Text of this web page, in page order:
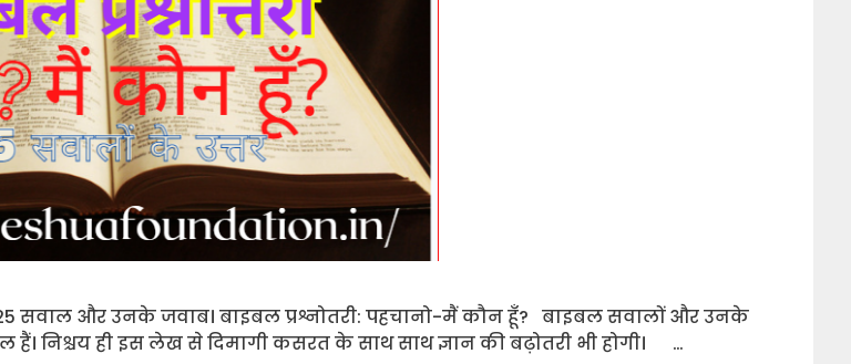
सवाल और उनके जवाब। बाइबल प्रश्नोतरी: पहचानो-मैं कौन हूँ? बाइबल सवालों और उनके
निश्चय ही इस लेख से दिमागी कसरत के साथ साथ ज्ञान की बढ़ोतरी भी होगी। …